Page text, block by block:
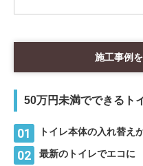
施工事例
50万円未満でできるト
トイレ本体の入れ替え
最新のトイレでエコに